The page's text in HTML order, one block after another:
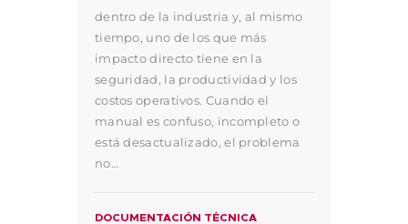
dentro de la industria y, al mismo
tiempo, uno de los que más
impacto directo tiene en la
seguridad, la productividad y los
costos operativos. Cuando el
manual es confuso, incompleto o
está desactualizado, el problema
no…
DOCUMENTACIÓN TÉCNICA